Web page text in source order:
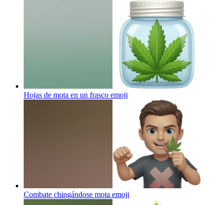
Hojas de mota en un frasco emoji
Combate chingándose mota emoji